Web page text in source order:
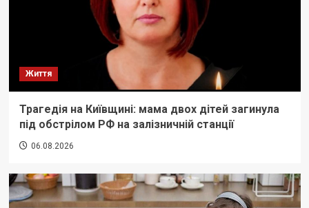
Життя
Трагедія на Київщині: мама двох дітей загинула
під обстрілом РФ на залізничній станції
06.08.2026